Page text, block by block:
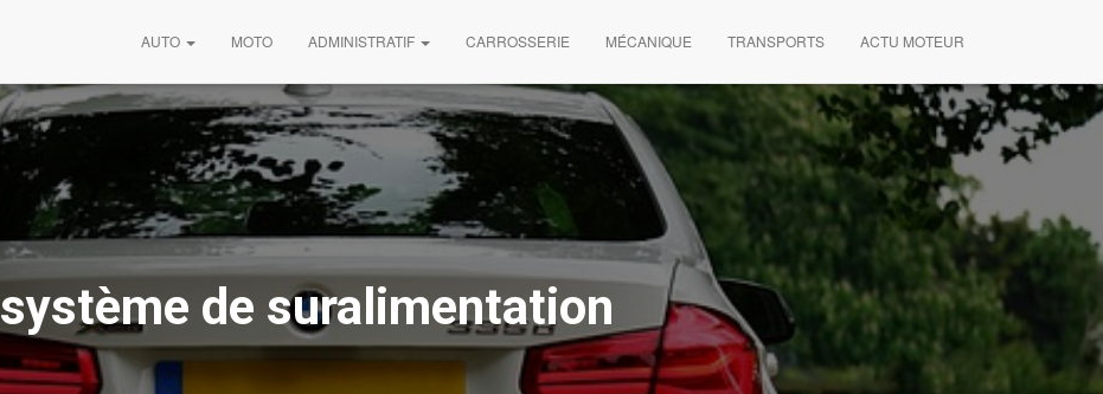
AUTO MOTO ADMINISTRATIF CARROSSERIE MÉCANIQUE TRANSPORTS ACTU MOTEUR
système de suralimentation